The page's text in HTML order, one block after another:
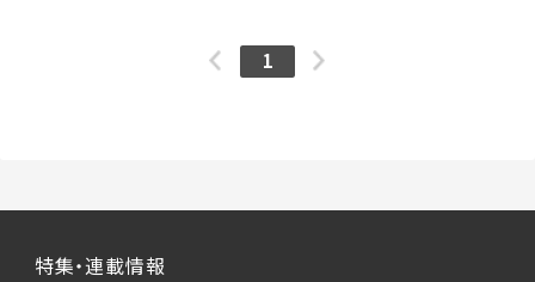
1
特集・連載情報